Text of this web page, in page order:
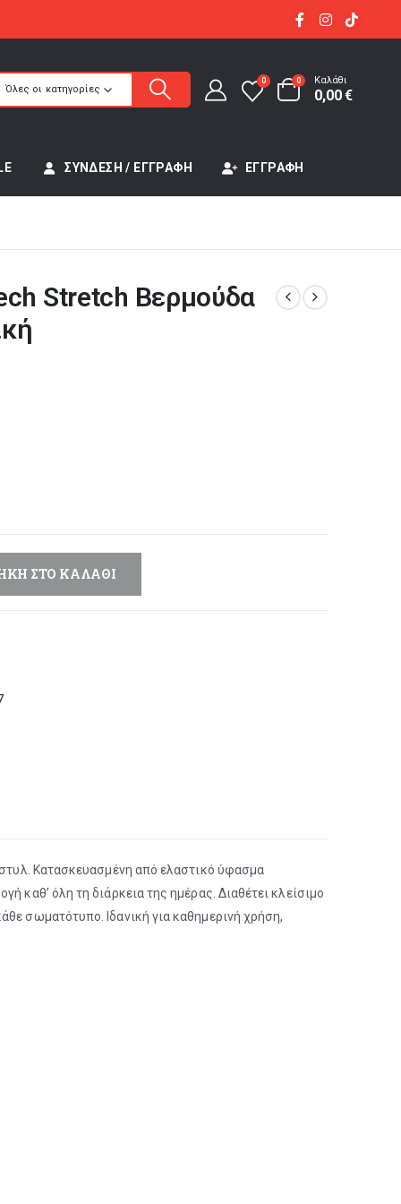
Όλες οι κατηγορίες
0 0 Καλάθι
0,00€
ΣΎΝΔΕΣΗ / ΕΓΓΡΑΦΉ ΕΓΓΡΑΦΉ
Stretch Βερμούδα
ΣΤΟ ΚΑΛΆΘΙ
Κατασκευασμένη από ελαστικό ύφασμα
καθ’ όλη τη διάρκεια της ημέρας. Διαθέτει κλείσιμο
σωματότυπο. Ιδανική για καθημερινή χρήση,